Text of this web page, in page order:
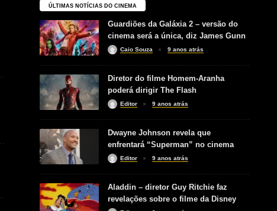
ÚLTIMAS NOTÍCIAS DO CINEMA
Guardiões da Galáxia 2 – versão do
cinema será a única, diz James Gunn
Caio Souza 9 anos atrás
Diretor do filme Homem-Aranha
poderá dirigir The Flash
Editor 9 anos atrás
Dwayne Johnson revela que
enfrentará “Superman” no cinema
Editor 9 anos atrás
Aladdin – diretor Guy Ritchie faz
revelações sobre o filme da Disney